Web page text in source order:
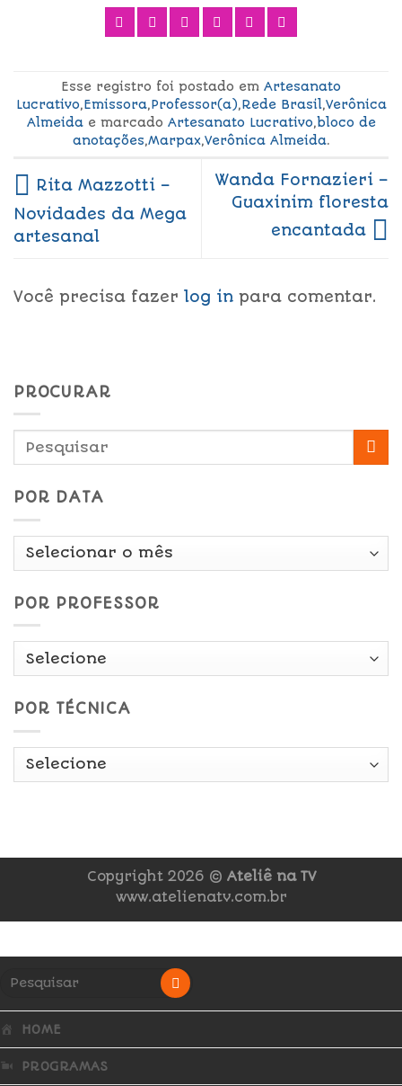
Esse registro foi postado em Artesanato
Lucrativo,Emissora,Professor(a),Rede Brasil,Verônica
Almeidae marcado Artesanato Lucrativo,bloco de
anotações,Marpax,Verônica Almeida.
Rita Mazzotti –
Novidades da Mega
artesanal
Wanda Fornazieri –
Guaxinim floresta
encantada
Você precisa fazer log in para comentar.
PROCURAR
POR DATA
Por
POR PROFESSOR
POR TÉCNICA
Copyright 2026 © Ateliê na TV
www.atelienatv.com.br
HOME
PROGRAMAS